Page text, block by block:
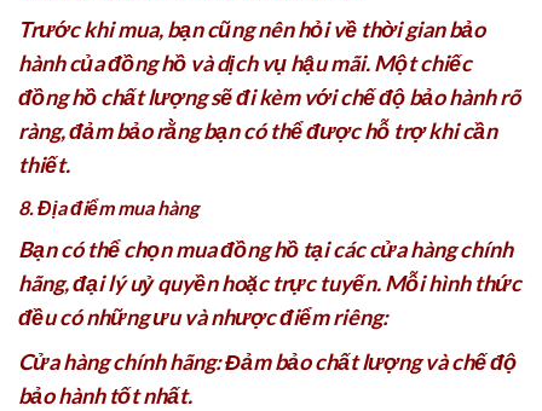
Trước khi mua, bạn cũng nên hỏi về thời gian bảo
hành của đồng hồ và dịch vụ hậu mãi. Một chiếc
đồng hồ chất lượng sẽ đi kèm với chế độ bảo hành rõ
ràng, đảm bảo rằng bạn có thể được hỗ trợ khi cần
thiết.
8. Địa điểm mua hàng
Bạn có thể chọn mua đồng hồ tại các cửa hàng chính
hãng, đại lý uỷ quyền hoặc trực tuyến. Mỗi hình thức
đều có những ưu và nhược điểm riêng:
Cửa hàng chính hãng: Đảm bảo chất lượng và chế độ
bảo hành tốt nhất.